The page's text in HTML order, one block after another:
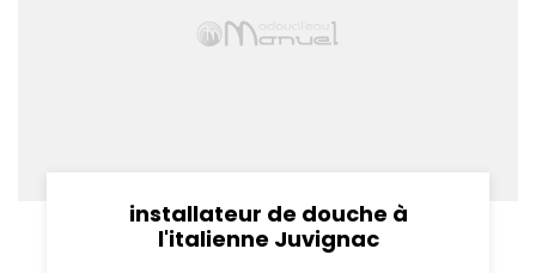
installateur de douche à
l'italienne Juvignac